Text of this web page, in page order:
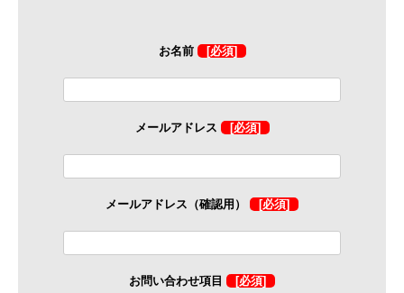
お名前 [必須]
メールアドレス [必須]
メールアドレス（確認用） [必須]
お問い合わせ項目 [必須]